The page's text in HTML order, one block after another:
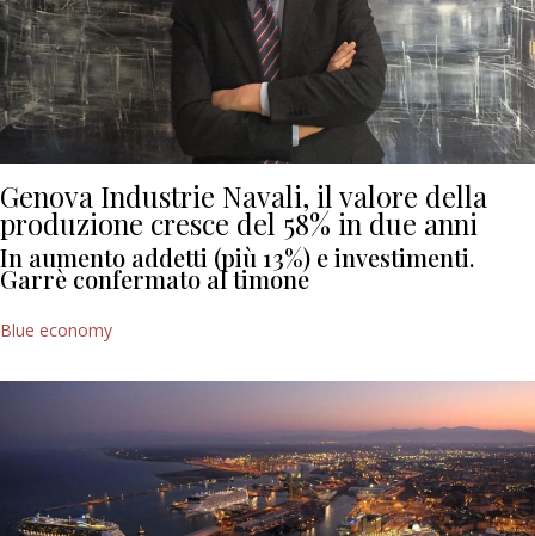
Genova Industrie Navali, il valore della
produzione cresce del 58% in due anni
In aumento addetti (più 13%) e investimenti.
Garrè confermato al timone
Blue economy